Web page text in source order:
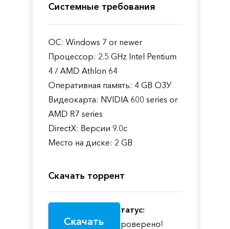
Системные требования
ОС: Windows 7 or newer
Процессор: 2.5 GHz Intel Pentium
4 / AMD Athlon 64
Оперативная память: 4 GB ОЗУ
Видеокарта: NVIDIA 600 series or
AMD R7 series
DirectX: Версии 9.0c
Место на диске: 2 GB
Скачать торрент
Скачать
Статус:
Проверено!